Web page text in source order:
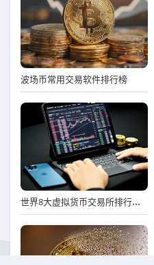
波场币常用交易软件排行榜
世界8大虚拟货币交易所排行榜 八大虚拟货币交易平台排名